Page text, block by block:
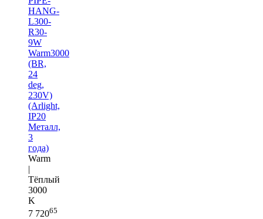
HANG-
L300-
R30-
9W
Warm3000
(BR,
24
deg,
230V)
(Arlight,
IP20
Металл,
3
года)
Warm
|
Тёплый
3000
K
7 72065